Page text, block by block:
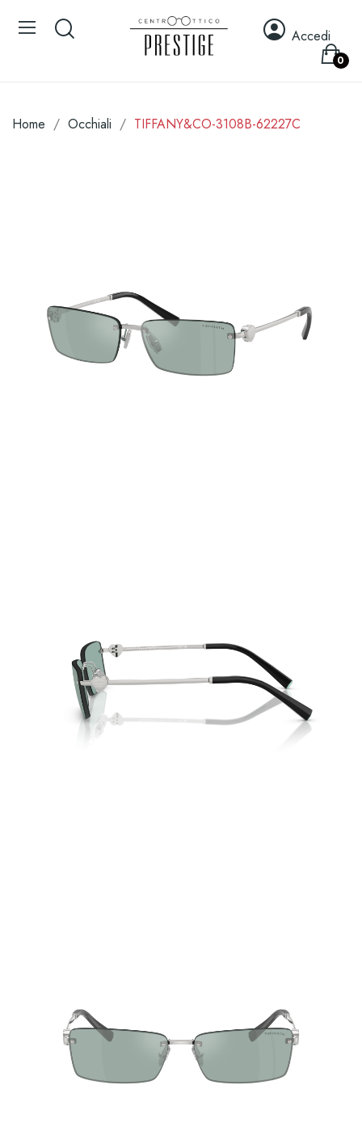
Accedi
0
Home Occhiali TIFFANY&CO-3108B-62227C